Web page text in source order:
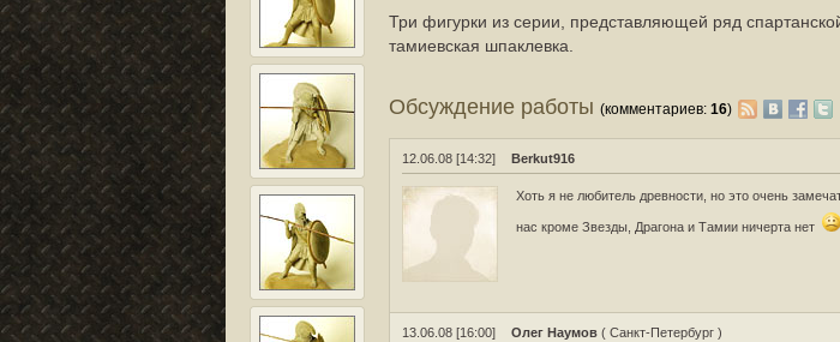
Три фигурки из серии, представляющей ряд
тамиевская шпаклевка.
Обсуждение работы(комментариев:16)
12.06.08 [14:32] Berkut916
Хоть я не любитель древности, но это очень
нас кроме Звезды, Драгона и Тамии ничерта нет
13.06.08 [16:00] Олег Наумов ( Санкт-Петербург )